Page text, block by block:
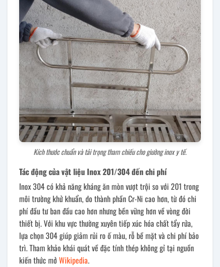
Kích thước chuẩn và tải trọng tham chiếu cho giường inox y tế.
Tác động của vật liệu Inox 201/304 đến chi phí
Inox 304 có khả năng kháng ăn mòn vượt trội so với 201 trong
môi trường khử khuẩn, do thành phần Cr-Ni cao hơn, từ đó chi
phí đầu tư ban đầu cao hơn nhưng bền vững hơn về vòng đời
thiết bị. Với khu vực thường xuyên tiếp xúc hóa chất tẩy rửa,
lựa chọn 304 giúp giảm rủi ro ố màu, rỗ bề mặt và chi phí bảo
trì. Tham khảo khái quát về đặc tính thép không gỉ tại nguồn
kiến thức mở Wikipedia.